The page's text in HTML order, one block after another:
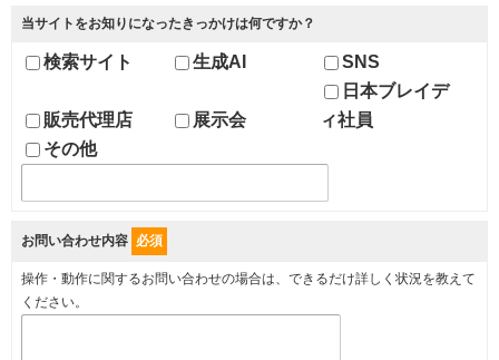
当サイトをお知りになったきっかけは何ですか？
検索サイト 生成AI SNS
販売代理店 展示会
日本ブレイデ
ィ社員
その他
お問い合わせ内容 必須
操作・動作に関するお問い合わせの場合は、できるだけ詳しく状況を教えて
ください。